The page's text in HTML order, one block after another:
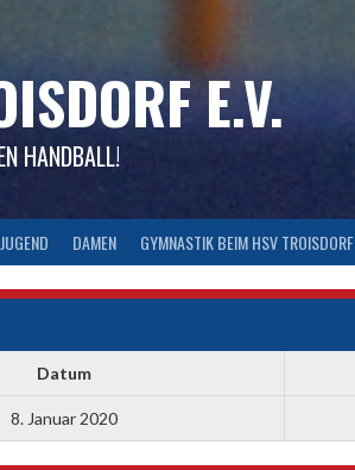
E.V.
HANDBALL!
JUGEND DAMEN GYMNASTIK BEIM HSV TROISDORF
Datum
8. Januar 2020